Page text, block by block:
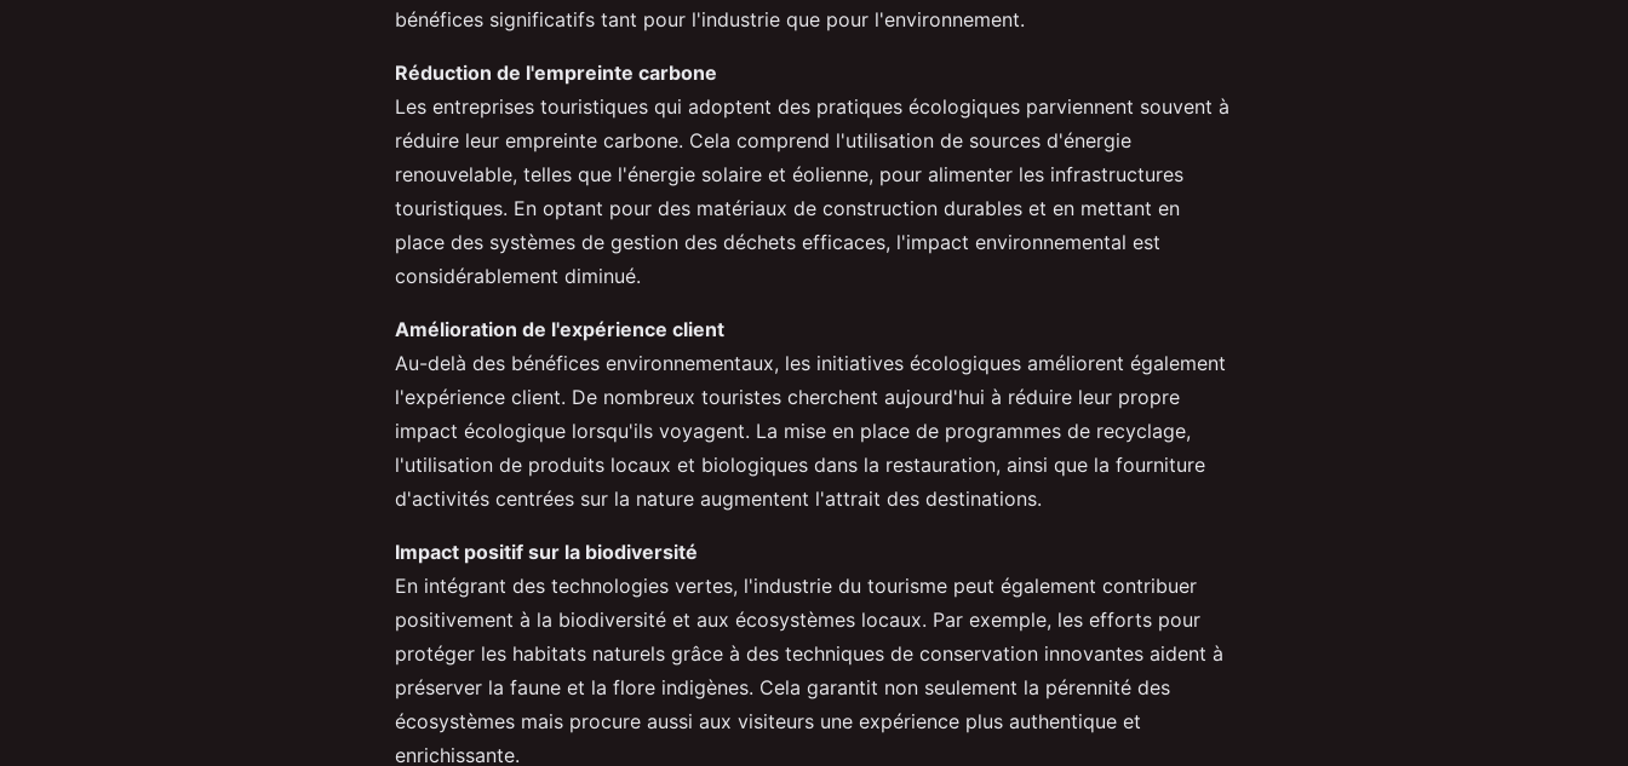
bénéfices significatifs tant pour l'industrie que pour l'environnement.
Réduction de l'empreinte carbone
Les entreprises touristiques qui adoptent des pratiques écologiques parviennent souvent à
réduire leur empreinte carbone. Cela comprend l'utilisation de sources d'énergie
renouvelable, telles que l'énergie solaire et éolienne, pour alimenter les infrastructures
touristiques. En optant pour des matériaux de construction durables et en mettant en
place des systèmes de gestion des déchets efficaces, l'impact environnemental est
considérablement diminué.
Amélioration de l'expérience client
Au-delà des bénéfices environnementaux, les initiatives écologiques améliorent également
l'expérience client. De nombreux touristes cherchent aujourd'hui à réduire leur propre
impact écologique lorsqu'ils voyagent. La mise en place de programmes de recyclage,
l'utilisation de produits locaux et biologiques dans la restauration, ainsi que la fourniture
d'activités centrées sur la nature augmentent l'attrait des destinations.
Impact positif sur la biodiversité
En intégrant des technologies vertes, l'industrie du tourisme peut également contribuer
positivement à la biodiversité et aux écosystèmes locaux. Par exemple, les efforts pour
protéger les habitats naturels grâce à des techniques de conservation innovantes aident à
préserver la faune et la flore indigènes. Cela garantit non seulement la pérennité des
écosystèmes mais procure aussi aux visiteurs une expérience plus authentique et
enrichissante.